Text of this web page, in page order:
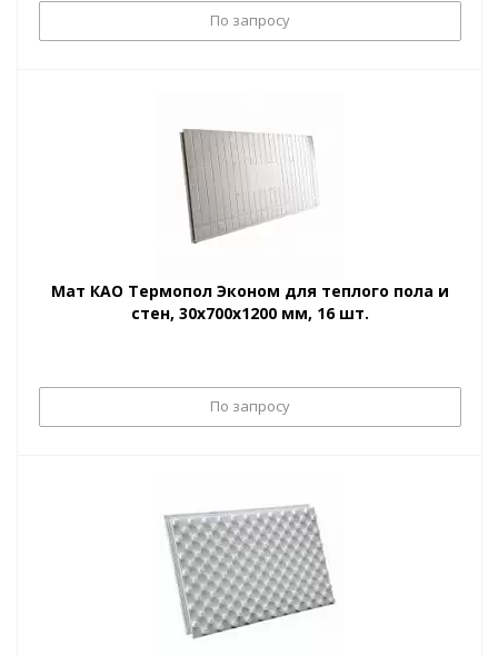
По запросу
Мат КАО Термопол Эконом для теплого пола и
стен, 30х700х1200 мм, 16 шт.
По запросу